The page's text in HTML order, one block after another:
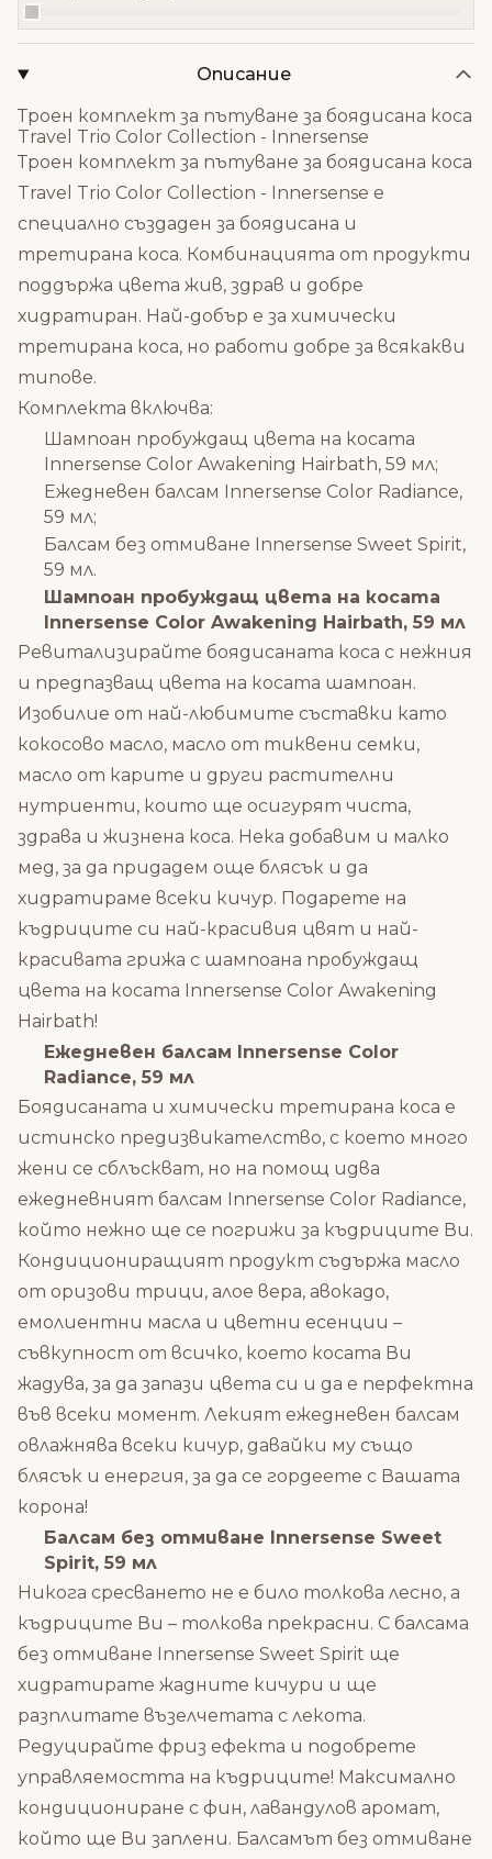
Описание
Троен комплект за пътуване за боядисана коса
Travel Trio Color Collection - Innersense
Троен комплект за пътуване за боядисана коса
Travel Trio Color Collection - Innersense е
специално създаден за боядисана и
третирана коса. Комбинацията от продукти
поддържа цвета жив, здрав и добре
хидратиран. Най-добър е за химически
третирана коса, но работи добре за всякакви
типове.
Комплекта включва:
Шампоан пробуждащ цвета на косата
Innersense Color Awakening Hairbath, 59 мл;
Ежедневен балсам Innersense Color Radiance,
59 мл;
Балсам без отмиване Innersense Sweet Spirit,
59 мл.
Шампоан пробуждащ цвета на косата
Innersense Color Awakening Hairbath, 59 мл
Ревитализирайте боядисаната коса с нежния
и предпазващ цвета на косата шампоан.
Изобилие от най-любимите съставки като
кокосово масло, масло от тиквени семки,
масло от карите и други растителни
нутриенти, които ще осигурят чиста,
здрава и жизнена коса. Нека добавим и малко
мед, за да придадем още блясък и да
хидратираме всеки кичур. Подарете на
къдриците си най-красивия цвят и най-
красивата грижа с шампоана пробуждащ
цвета на косата Innersense Color Awakening
Hairbath!
Ежедневен балсам Innersense Color
Radiance, 59 мл
Боядисаната и химически третирана коса е
истинско предизвикателство, с което много
жени се сблъскват, но на помощ идва
ежедневният балсам Innersense Color Radiance,
който нежно ще се погрижи за къдриците Ви.
Кондициониращият продукт съдържа масло
от оризови трици, алое вера, авокадо,
емолиентни масла и цветни есенции –
съвкупност от всичко, което косата Ви
жадува, за да запази цвета си и да е перфектна
във всеки момент. Лекият ежедневен балсам
овлажнява всеки кичур, давайки му също
блясък и енергия, за да се гордеете с Вашата
корона!
Балсам без отмиване Innersense Sweet
Spirit, 59 мл
Никога сресването не е било толкова лесно, а
къдриците Ви – толкова прекрасни. С балсама
без отмиване Innersense Sweet Spirit ще
хидратирате жадните кичури и ще
разплитате възелчетата с лекота.
Редуцирайте фриз ефекта и подобрете
управляемостта на къдриците! Максимално
кондициониране с фин, лавандулов аромат,
който ще Ви заплени. Балсамът без отмиване